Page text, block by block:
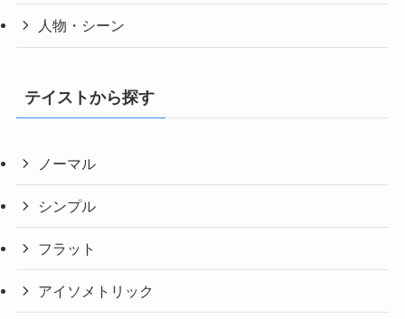
人物・シーン
テイストから探す
ノーマル
シンプル
フラット
アイソメトリック